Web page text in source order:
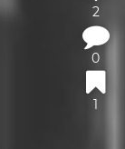
2
0
1